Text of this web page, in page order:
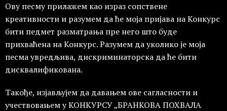
Ову песму прилажем као израз сопствене
креативности и разумем да ће моја пријава на Конкурс
бити педмет разматрања пре него што буде
прихваћена на Конкурс. Разумем да уколико је моја
песма увредљива, дискриминаторска да ће бити
дисквалификована.
Такође, изјављујем да давањем ове сагласности и
учествовањем у КОНКУРСУ „БРАНКОВА ПОХВАЛА